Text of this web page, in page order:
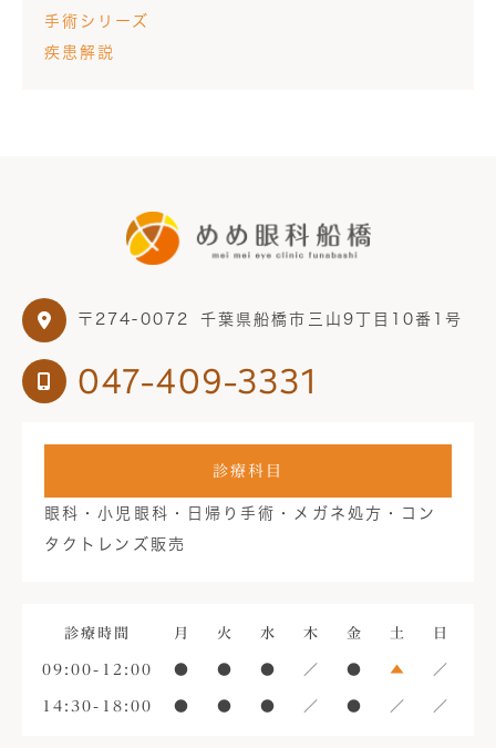
手術シリーズ
疾患解説
〒274-0072 千葉県船橋市三山9丁目10番1号
047-409-3331
診療科目
眼科・小児眼科・日帰り手術・メガネ処方・コン
タクトレンズ販売
診療時間 月 火 水 木 金 土 日
09:00-12:00 ● ● ● ／ ● ▲ ／
14:30-18:00 ● ● ● ／ ● ／ ／